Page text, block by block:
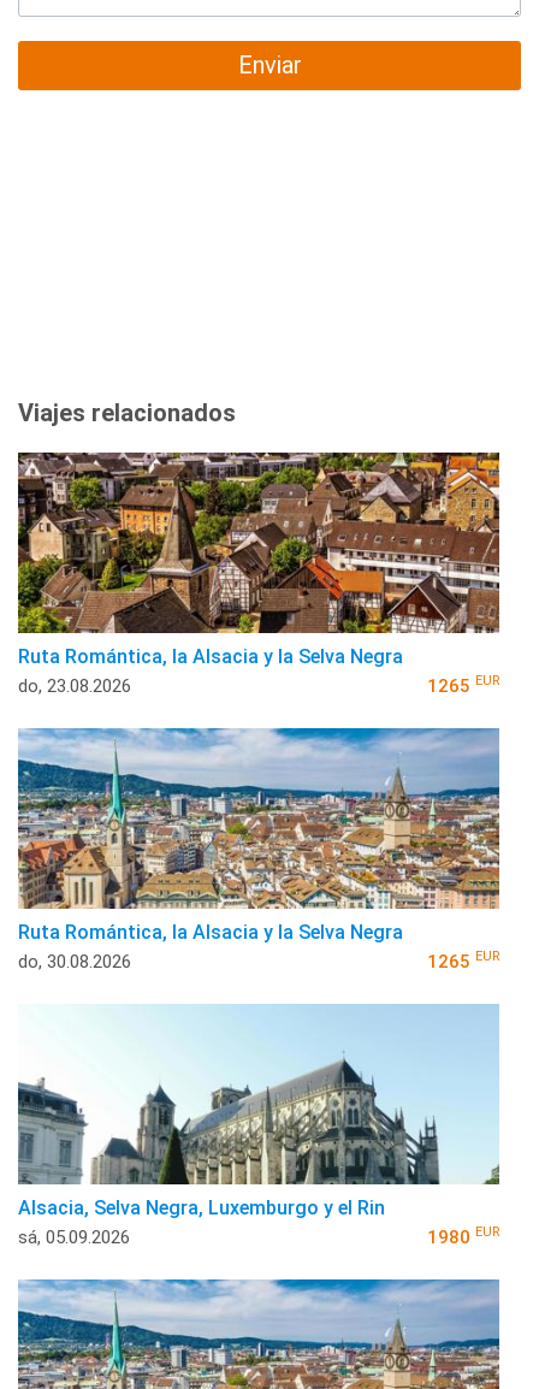
Enviar
Viajes relacionados
Ruta Romántica, la Alsacia y la Selva Negra
do, 23.08.2026 1265 EUR
Ruta Romántica, la Alsacia y la Selva Negra
do, 30.08.2026 1265 EUR
Alsacia, Selva Negra, Luxemburgo y el Rin
sá, 05.09.2026 1980 EUR